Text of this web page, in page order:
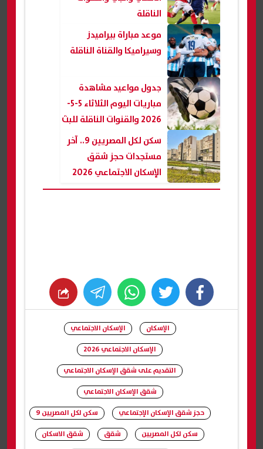
الناقلة
موعد مباراة بيراميدز
وسيراميكا والقناة الناقلة
جدول مواعيد مشاهدة
مباريات اليوم الثلاثاء 5-5-
2026 والقنوات الناقلة للبث
المباشر
سكن لكل المصريين 9.. آخر
مستجدات حجز شقق
الإسكان الاجتماعي 2026
facebook
twitter
whats
الإسكان
الإسكان الاجتماعي
الإسكان الاجتماعي 2026
التقديم على شقق الإسكان الاجتماعي
شقق الإسكان الاجتماعي
حجز شقق الإسكان الإجتماعي
سكن لكل المصريين 9
سكن لكل المصريين
شقق
شقق الاسكان